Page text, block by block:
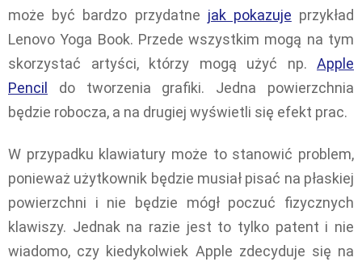
może być bardzo przydatne jak pokazuje przykład
Lenovo Yoga Book. Przede wszystkim mogą na tym
skorzystać artyści, którzy mogą użyć np. Apple
Pencil
do tworzenia grafiki. Jedna powierzchnia
będzie robocza, a na drugiej wyświetli się efekt prac.
W przypadku klawiatury może to stanowić problem,
ponieważ użytkownik będzie musiał pisać na płaskiej
powierzchni i nie będzie mógł poczuć fizycznych
klawiszy. Jednak na razie jest to tylko patent i nie
wiadomo, czy kiedykolwiek Apple zdecyduje się na